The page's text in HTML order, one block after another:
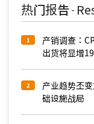
热门报告 -
1
产销调查：
出货将显增
2
产业趋势丕
础设施战局